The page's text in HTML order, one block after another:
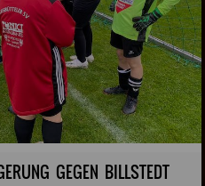
GEGEN BILLSTEDT